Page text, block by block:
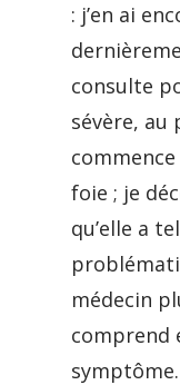
: j’en ai
consulte
sévère, au
foie ; je
qu’elle a
médecin
comprend